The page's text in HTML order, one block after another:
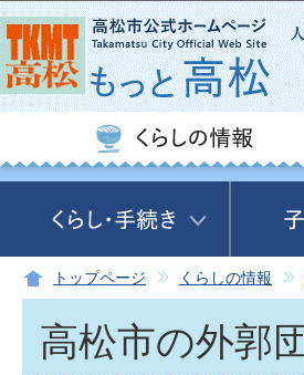
トップページ くらしの情報
高松市の外郭